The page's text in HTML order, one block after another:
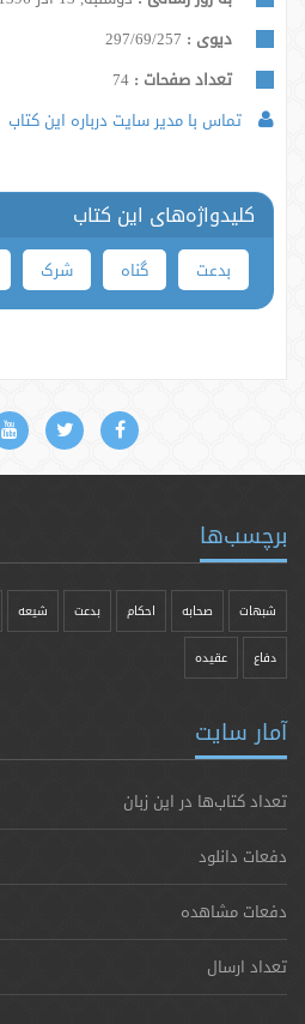
دیوی : 297/69/257
تعداد صفحات :
تماس با مدیر سایت درباره این کتاب
کلیدواژه‌های این کتاب
بدعت گناه شرک
برچسب‌ها
شبهات صحابه احکام بدعت شیعه
دفاع عقیده
آمار سایت
تعداد کتاب‌ها در این زبان
دفعات دانلود
دفعات مشاهده
تعداد ارسال